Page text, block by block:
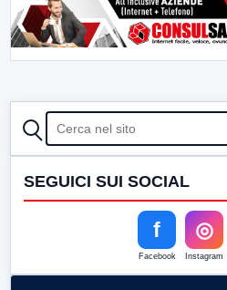
CERCA
SEGUICI SUI SOCIAL
f
Facebook
◎
Instagram